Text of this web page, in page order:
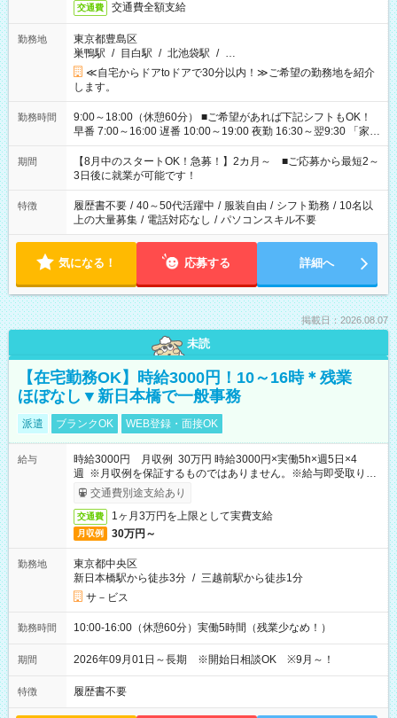
交通費 交通費全額支給
勤務地
東京都豊島区
巣鴨駅 / 目白駅 / 北池袋駅 / …
≪自宅からドアtoドアで30分以内！≫ご希望の勤務地を紹介
します。
勤務時間
9:00～18:00（休憩60分） ■ご希望があれば下記シフトもOK！
早番 7:00～16:00 遅番 10:00～19:00 夜勤 16:30～翌9:30 「家族
と休みを合わせたい」 「余裕を持って夕飯の準備がしたい」
「できれば残業はしたくない」 など、ご希望を教えてください
ね。 ※Wワーク希望の方へ 今ご覧のお仕事で希望する勤務時間
と、もう1つのお仕事の勤務時間。 合計で週40時間を超える場
合は応募できません。
期間
【8月中のスタートOK！急募！】2カ月～ ■ご応募から最短2～
3日後に就業が可能です！
特徴 履歴書不要 / 40～50代活躍中 / 服装自由 / シフト勤務 / 10名以
上の大量募集 / 電話対応なし / パソコンスキル不要
気になる！ 応募する 詳細へ
掲載日：2026.08.07
未読
【在宅勤務OK】時給3000円！10～16時＊残業
ほぼなし▼新日本橋で一般事務
派遣 ブランクOK WEB登録・面接OK
給与
時給3000円 月収例 30万円 時給3000円×実働5h×週5日×4
週 ※月収例を保証するものではありません。※給与即受取りサ
ービス利用可（利用条件有）
交通費別途支給あり
交通費 1ヶ月3万円を上限として実費支給
月収例 30万円～
勤務地
東京都中央区
新日本橋駅から徒歩3分 / 三越前駅から徒歩1分
サ－ビス
勤務時間 10:00-16:00（休憩60分）実働5時間（残業少なめ！）
期間 2026年09月01日～長期 ※開始日相談OK ※9月～！
特徴 履歴書不要